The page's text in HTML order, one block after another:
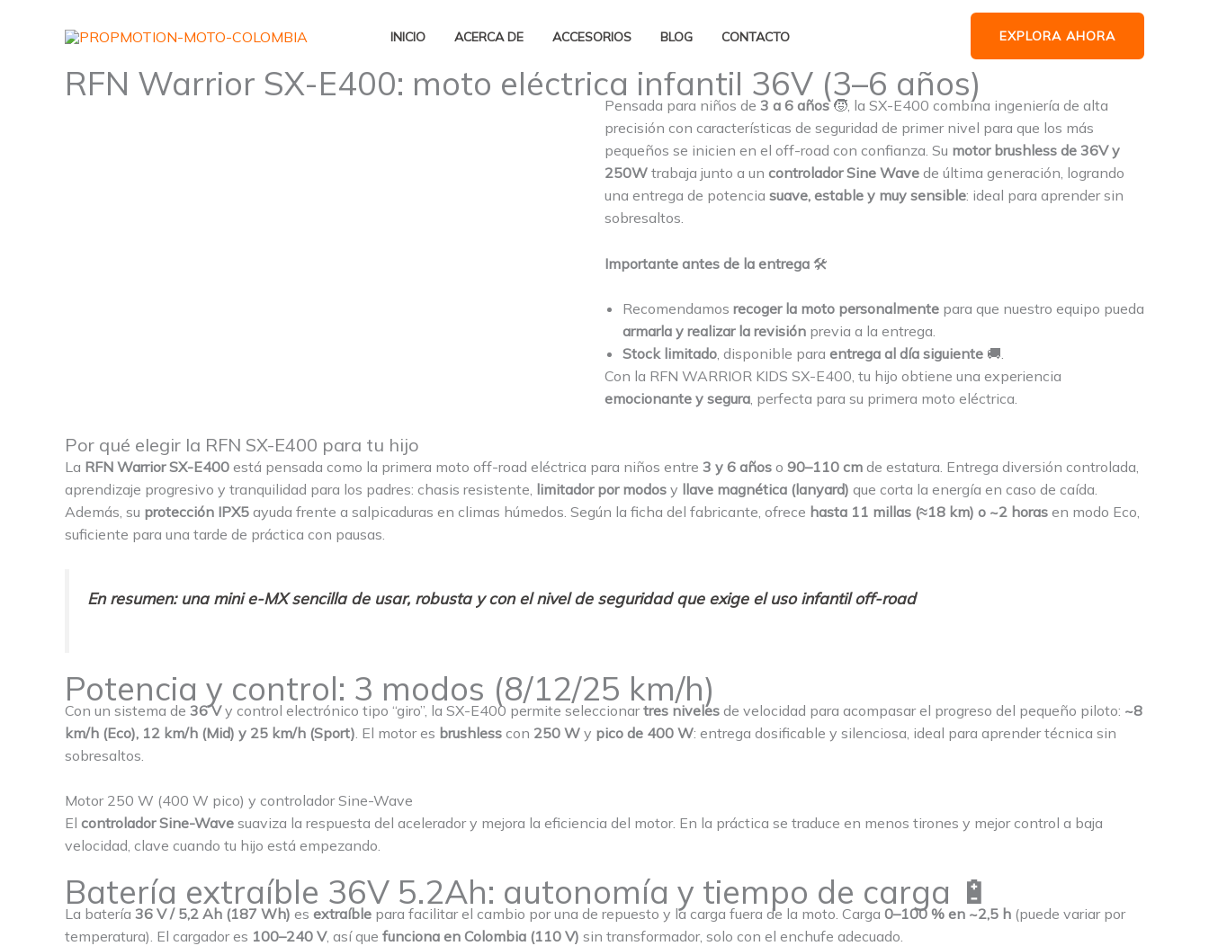
INICIO ACERCA DE ACCESORIOS BLOG CONTACTO EXPLORA AHORA
RFN Warrior SX-E400: moto eléctrica infantil 36V (3–6 años)
Pensada para niños de 3 a 6 años🧒, la SX-E400 combina ingeniería de alta
precisión con características de seguridad de primer nivel para que los más
pequeños se inicien en el off-road con confianza. Su motor brushless de 36V y
250W trabaja junto a un controlador Sine Wave de última generación, logrando
una entrega de potencia suave, estable y muy sensible: ideal para aprender sin
sobresaltos.
Importante antes de la entrega 🛠️
Recomendamos recoger la moto personalmente para que nuestro equipo pueda
armarla y realizar la revisión previa a la entrega.
Stock limitado, disponible para entrega al día siguiente 🚚.
Con la RFN WARRIOR KIDS SX-E400, tu hijo obtiene una experiencia
emocionante y segura, perfecta para su primera moto eléctrica.
Por qué elegir la RFN SX-E400 para tu hijo
La RFN Warrior SX-E400 está pensada como la primera moto off-road eléctrica para niños entre 3 y 6 años o 90–110 cm de estatura. Entrega diversión controlada,
aprendizaje progresivo y tranquilidad para los padres: chasis resistente, limitador por modos y llave magnética (lanyard) que corta la energía en caso de caída.
Además, su protección IPX5 ayuda frente a salpicaduras en climas húmedos. Según la ficha del fabricante, ofrece hasta 11 millas (≈18 km) o ~2 horas en modo Eco,
suficiente para una tarde de práctica con pausas.
En resumen: una mini e-MX sencilla de usar, robusta y con el nivel de seguridad que exige el uso infantil off-road
Potencia y control: 3 modos (8/12/25 km/h)
Con un sistema de 36 Vy control electrónico tipo “giro”, la SX-E400 permite seleccionartres niveles de velocidad para acompasar el progreso del pequeño piloto: ~8
km/h (Eco), 12 km/h (Mid) y 25 km/h (Sport) . El motor es brushless con 250 W y pico de 400 W: entrega dosificable y silenciosa, ideal para aprender técnica sin
sobresaltos.
Motor 250 W (400 W pico) y controlador Sine-Wave
El controlador Sine-Wave suaviza la respuesta del acelerador y mejora la eficiencia del motor. En la práctica se traduce en menos tirones y mejor control a baja
velocidad, clave cuando tu hijo está empezando.
Batería extraíble 36V 5.2Ah: autonomía y tiempo de carga 🔋
La batería 36 V / 5,2 Ah (187 Wh) es extraíble para facilitar el cambio por una de repuesto y la carga fuera de la moto. Carga 0–100 % en ~2,5 h (puede variar por
temperatura). El cargador es 100–240 V, así que funciona en Colombia (110 V) sin transformador, solo con el enchufe adecuado.